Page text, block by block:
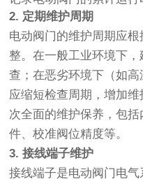
2. 定期维护周期
电动阀门的维护周期应
整。在一般工业环境下
查；在恶劣环境下（如高
应缩短检查周期，增加
次全面的维护保养，包
件、校准阀位精度等。
3. 接线端子维护
接线端子是电动阀门电